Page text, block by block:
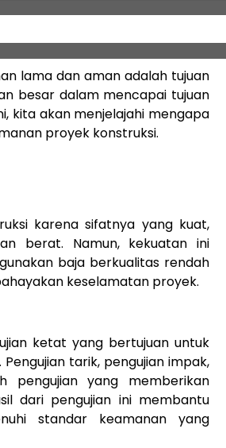
lama dan aman adalah tujuan
besar dalam mencapai tujuan
kita akan menjelajahi mengapa
proyek konstruksi.
karena sifatnya yang kuat,
berat. Namun, kekuatan ini
baja berkualitas rendah
keselamatan proyek.
ketat yang bertujuan untuk
tarik, pengujian impak,
pengujian yang memberikan
dari pengujian ini membantu
standar keamanan yang